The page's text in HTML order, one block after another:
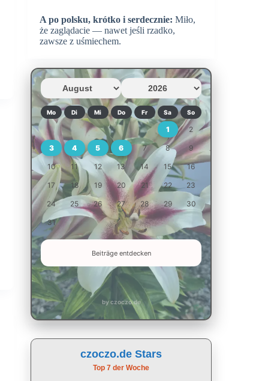
A po polsku, krótko i serdecznie: Miło,
że zaglądacie — nawet jeśli rzadko,
zawsze z uśmiechem.
Mo Di Mi Do Fr Sa So
1 2
3 4 5 6 7 8 9
10 11 12 13 14 15 16
17 18 19 20 21 22 23
24 25 26 27 28 29 30
31
Beiträge entdecken
by czoczo.de
czoczo.de Stars
Top 7 der Woche